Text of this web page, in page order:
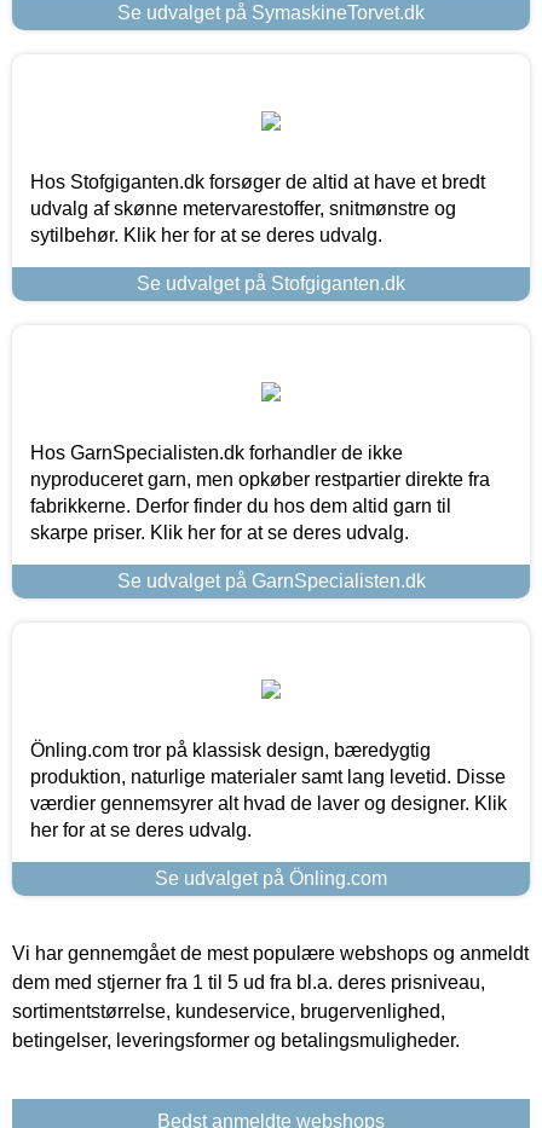
Se udvalget på SymaskineTorvet.dk
Hos Stofgiganten.dk forsøger de altid at have et bredt
udvalg af skønne metervarestoffer, snitmønstre og
sytilbehør. Klik her for at se deres udvalg.
Se udvalget på Stofgiganten.dk
Hos GarnSpecialisten.dk forhandler de ikke
nyproduceret garn, men opkøber restpartier direkte fra
fabrikkerne. Derfor finder du hos dem altid garn til
skarpe priser. Klik her for at se deres udvalg.
Se udvalget på GarnSpecialisten.dk
Önling.com tror på klassisk design, bæredygtig
produktion, naturlige materialer samt lang levetid. Disse
værdier gennemsyrer alt hvad de laver og designer. Klik
her for at se deres udvalg.
Se udvalget på Önling.com
Vi har gennemgået de mest populære webshops og anmeldt
dem med stjerner fra 1 til 5 ud fra bl.a. deres prisniveau,
sortimentstørrelse, kundeservice, brugervenlighed,
betingelser, leveringsformer og betalingsmuligheder.
Bedst anmeldte webshops